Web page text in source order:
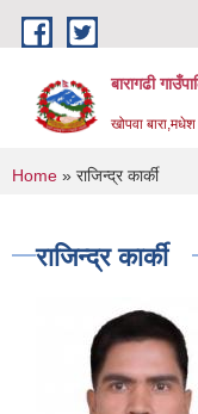
Skip to main content
बारागढी
खोपवा
You are here
Home » राजिन्द्र कार्की
राजिन्द्र कार्की